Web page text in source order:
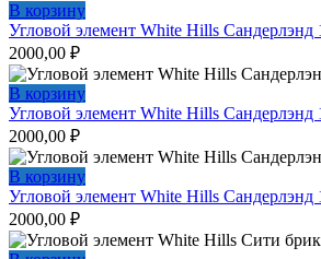
В корзину
Угловой элемент White Hills Сандерлэнд
2000,00 ₽
В корзину
Угловой элемент White Hills Сандерлэнд
2000,00 ₽
В корзину
Угловой элемент White Hills Сандерлэнд
2000,00 ₽